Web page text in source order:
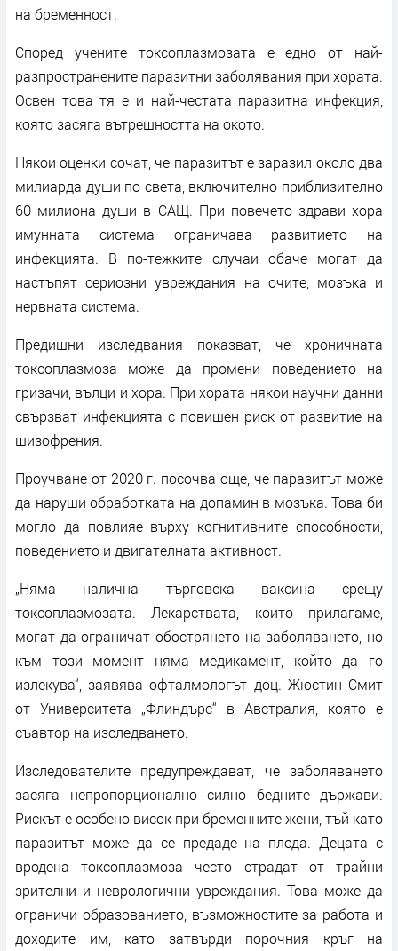
на бременност.
Според учените токсоплазмозата е едно от най-
разпространените паразитни заболявания при хората.
Освен това тя е и най-честата паразитна инфекция,
която засяга вътрешността на окото.
Някои оценки сочат, че паразитът е заразил около два
милиарда души по света, включително приблизително
60 милиона души в САЩ. При повечето здрави хора
имунната система ограничава развитието на
инфекцията. В по-тежките случаи обаче могат да
настъпят сериозни увреждания на очите, мозъка и
нервната система.
Предишни изследвания показват, че хроничната
токсоплазмоза може да промени поведението на
гризачи, вълци и хора. При хората някои научни данни
свързват инфекцията с повишен риск от развитие на
шизофрения.
Проучване от 2020 г. посочва още, че паразитът може
да наруши обработката на допамин в мозъка. Това би
могло да повлияе върху когнитивните способности,
поведението и двигателната активност.
„Няма налична търговска ваксина срещу
токсоплазмозата. Лекарствата, които прилагаме,
могат да ограничат обострянето на заболяването, но
към този момент няма медикамент, който да го
излекува“, заявява офталмологът доц. Жюстин Смит
от Университета „Флиндърс“ в Австралия, която е
съавтор на изследването.
Изследователите предупреждават, че заболяването
засяга непропорционално силно бедните държави.
Рискът е особено висок при бременните жени, тъй като
паразитът може да се предаде на плода. Децата с
вродена токсоплазмоза често страдат от трайни
зрителни и неврологични увреждания. Това може да
ограничи образованието, възможностите за работа и
доходите им, като затвърди порочния кръг на